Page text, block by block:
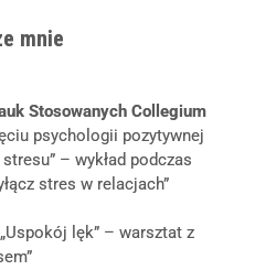
mnie
Stosowanych Collegium
psychologii pozytywnej
– wykład podczas
stres w relacjach”
lęk” – warsztat z